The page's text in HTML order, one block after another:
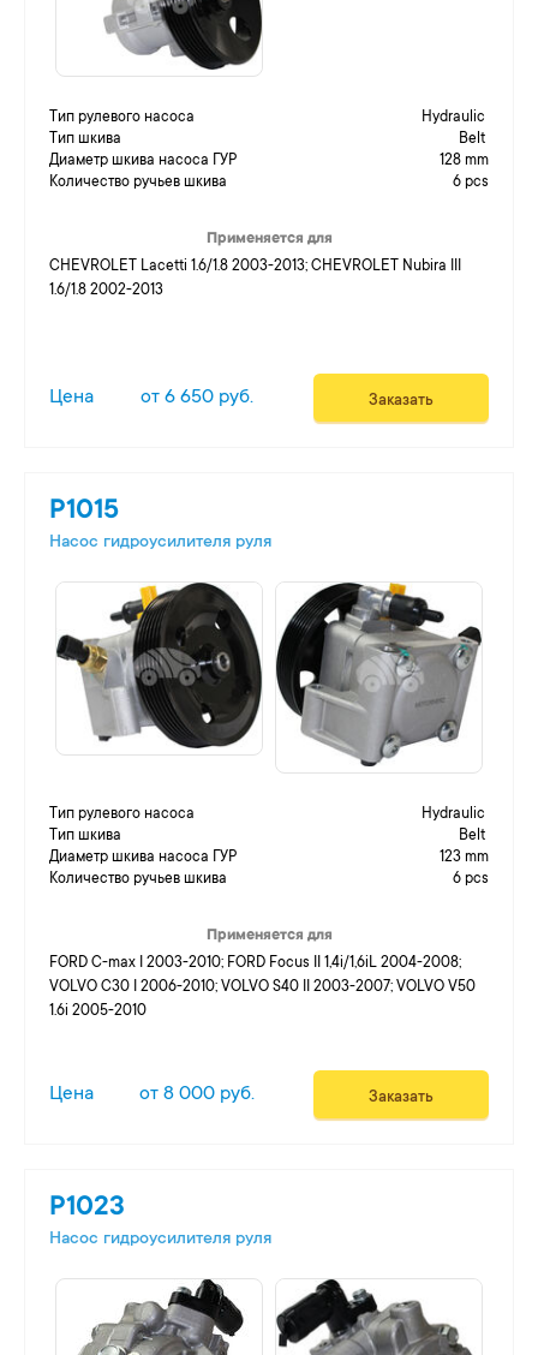
Тип рулевого насоса
Hydraulic
Тип шкива
Belt
Диаметр шкива насоса ГУР
128 mm
Количество ручьев шкива
6 pcs
Применяется для
CHEVROLET Lacetti 1.6/1.8 2003-2013; CHEVROLET Nubira III
1.6/1.8 2002-2013
Цена от 6 650 руб. Заказать
P1015
Насос гидроусилителя руля
Тип рулевого насоса
Hydraulic
Тип шкива
Belt
Диаметр шкива насоса ГУР
123 mm
Количество ручьев шкива
6 pcs
Применяется для
FORD C-max I 2003-2010; FORD Focus II 1,4i/1,6iL 2004-2008;
VOLVO C30 I 2006-2010; VOLVO S40 II 2003-2007; VOLVO V50
1.6i 2005-2010
Цена от 8 000 руб. Заказать
P1023
Насос гидроусилителя руля